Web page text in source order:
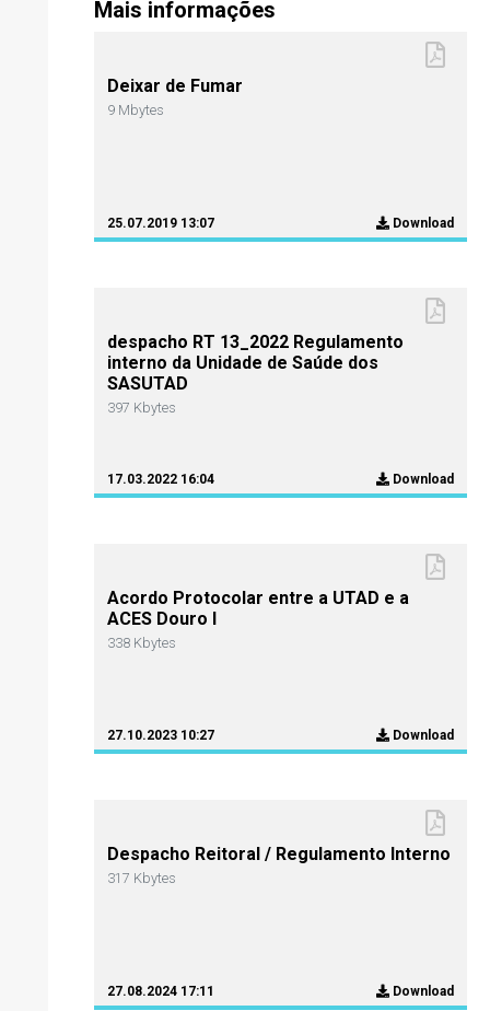
Mais informações
Deixar de Fumar
9 Mbytes
25.07.2019 13:07 Download
despacho RT 13_2022 Regulamento
interno da Unidade de Saúde dos
SASUTAD
397 Kbytes
17.03.2022 16:04 Download
Acordo Protocolar entre a UTAD e a
ACES Douro I
338 Kbytes
27.10.2023 10:27 Download
Despacho Reitoral / Regulamento Interno
317 Kbytes
27.08.2024 17:11 Download